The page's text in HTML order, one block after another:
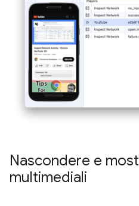
Nascondere e
multimediali